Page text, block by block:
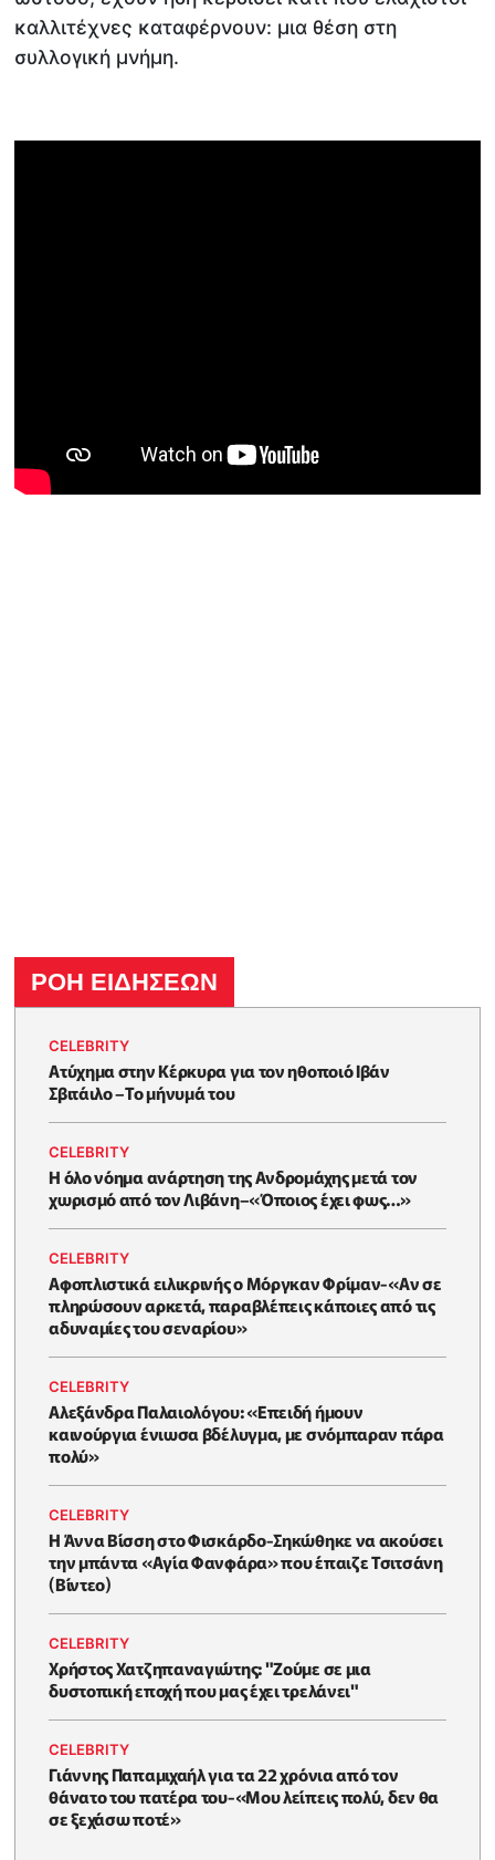
καλλιτέχνες καταφέρνουν: μια θέση στη
συλλογική μνήμη.
ΡΟΗ ΕΙΔΗΣΕΩΝ
CELEBRITY
Ατύχημα στην Κέρκυρα για τον ηθοποιό Ιβάν
Σβιτάιλο –Το μήνυμά του
CELEBRITY
Η όλο νόημα ανάρτηση της Ανδρομάχης μετά τον
χωρισμό από τον Λιβάνη–«Όποιος έχει φως…»
CELEBRITY
Αφοπλιστικά ειλικρινής ο Μόργκαν Φρίμαν-«Αν σε
πληρώσουν αρκετά, παραβλέπεις κάποιες από τις
αδυναμίες του σεναρίου»
CELEBRITY
Αλεξάνδρα Παλαιολόγου: «Επειδή ήμουν
καινούργια ένιωσα βδέλυγμα, με σνόμπαραν πάρα
πολύ»
CELEBRITY
Η Άννα Βίσση στο Φισκάρδο-Σηκώθηκε να ακούσει
την μπάντα «Αγία Φανφάρα» που έπαιζε Τσιτσάνη
(Βίντεο)
CELEBRITY
Χρήστος Χατζηπαναγιώτης: "Ζούμε σε μια
δυστοπική εποχή που μας έχει τρελάνει"
CELEBRITY
Γιάννης Παπαμιχαήλ για τα 22 χρόνια από τον
θάνατο του πατέρα του-«Μου λείπεις πολύ, δεν θα
σε ξεχάσω ποτέ»